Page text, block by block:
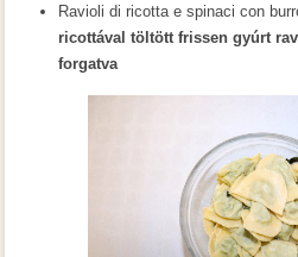
Ravioli di ricotta e spinaci con
ricottával töltött frissen gyúrt
forgatva